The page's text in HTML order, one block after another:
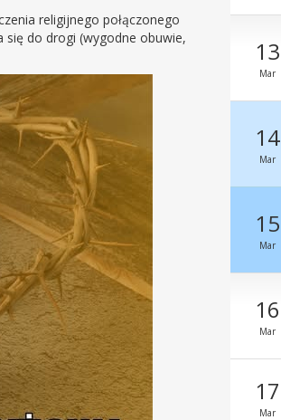
religijnego połączonego
do drogi (wygodne obuwie,
13
Mar
14
Mar
15
Mar
16
Mar
17
Mar